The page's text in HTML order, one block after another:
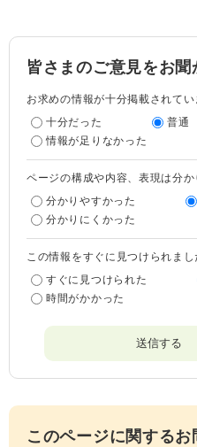
皆さまのご意見をお
お求めの情報が十分掲載されてい
十分だった
普通
情報が足りなかった
ページの構成や内容、表現は分
分かりやすかった
分かりにくかった
この情報をすぐに見つけられまし
すぐに見つけられた
時間がかかった
このページに関する